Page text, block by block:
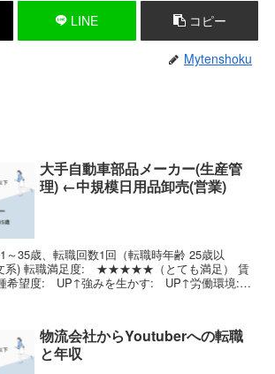
LINE コピー
Mytenshoku
大手自動車部品メーカー(生産管
理) ←中規模日用品卸売(営業)
～35歳、転職回数1回（転職時年齢 25歳以
系) 転職満足度: ★★★★★（とても満足） 賃
希望度: UP↑強みを生かす: UP↑労働環境:
物流会社からYoutuberへの転職
と年収